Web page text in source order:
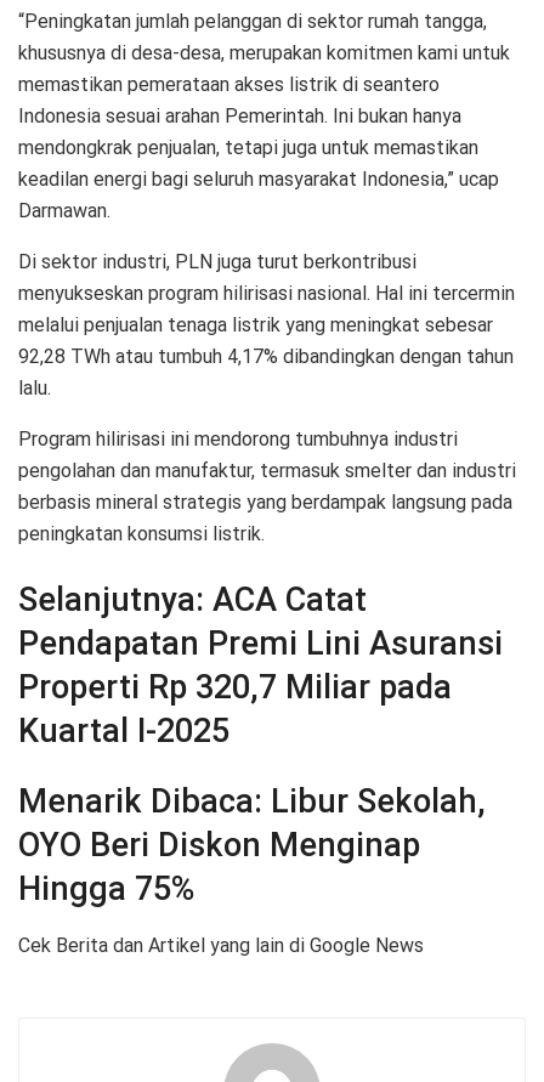
“Peningkatan jumlah pelanggan di sektor rumah tangga,
khususnya di desa-desa, merupakan komitmen kami untuk
memastikan pemerataan akses listrik di seantero
Indonesia sesuai arahan Pemerintah. Ini bukan hanya
mendongkrak penjualan, tetapi juga untuk memastikan
keadilan energi bagi seluruh masyarakat Indonesia,” ucap
Darmawan.
Di sektor industri, PLN juga turut berkontribusi
menyukseskan program hilirisasi nasional. Hal ini tercermin
melalui penjualan tenaga listrik yang meningkat sebesar
92,28 TWh atau tumbuh 4,17% dibandingkan dengan tahun
lalu.
Program hilirisasi ini mendorong tumbuhnya industri
pengolahan dan manufaktur, termasuk smelter dan industri
berbasis mineral strategis yang berdampak langsung pada
peningkatan konsumsi listrik.
Selanjutnya: ACA Catat
Pendapatan Premi Lini Asuransi
Properti Rp 320,7 Miliar pada
Kuartal I-2025
Menarik Dibaca: Libur Sekolah,
OYO Beri Diskon Menginap
Hingga 75%
Cek Berita dan Artikel yang lain di Google News